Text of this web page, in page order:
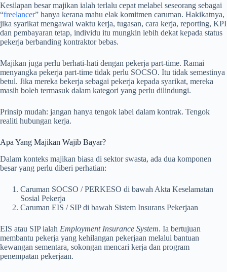
Kesilapan besar majikan ialah terlalu cepat melabel seseorang sebagai
“freelancer” hanya kerana mahu elak komitmen caruman. Hakikatnya,
jika syarikat mengawal waktu kerja, tugasan, cara kerja, reporting, KPI
dan pembayaran tetap, individu itu mungkin lebih dekat kepada status
pekerja berbanding kontraktor bebas.
Majikan juga perlu berhati-hati dengan pekerja part-time. Ramai
menyangka pekerja part-time tidak perlu SOCSO. Itu tidak semestinya
betul. Jika mereka bekerja sebagai pekerja kepada syarikat, mereka
masih boleh termasuk dalam kategori yang perlu dilindungi.
Prinsip mudah: jangan hanya tengok label dalam kontrak. Tengok
realiti hubungan kerja.
Apa Yang Majikan Wajib Bayar?
Dalam konteks majikan biasa di sektor swasta, ada dua komponen
besar yang perlu diberi perhatian:
Caruman SOCSO / PERKESO di bawah Akta Keselamatan
Sosial Pekerja
Caruman EIS / SIP di bawah Sistem Insurans Pekerjaan
EIS atau SIP ialah Employment Insurance System. Ia bertujuan
membantu pekerja yang kehilangan pekerjaan melalui bantuan
kewangan sementara, sokongan mencari kerja dan program
penempatan pekerjaan.